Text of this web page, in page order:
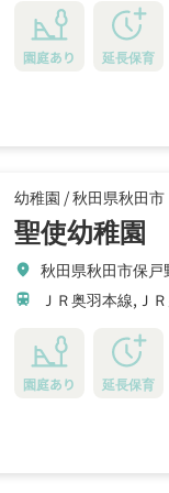
園庭あり 延長保育
幼稚園 /秋田県秋田市
聖使幼稚園
location_on 秋田県秋田市保
train ＪＲ奥羽本線,Ｊ
園庭あり 延長保育